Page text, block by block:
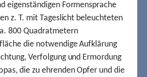
eigenständigen Formensprache
z. T. mit Tageslicht beleuchteten
800 Quadratmetern
die notwendige Aufklärung
Verfolgung und Ermordung
die zu ehrenden Opfer und die